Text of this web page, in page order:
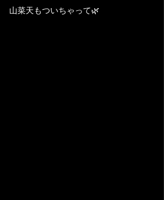
山菜天もついちゃって🌿